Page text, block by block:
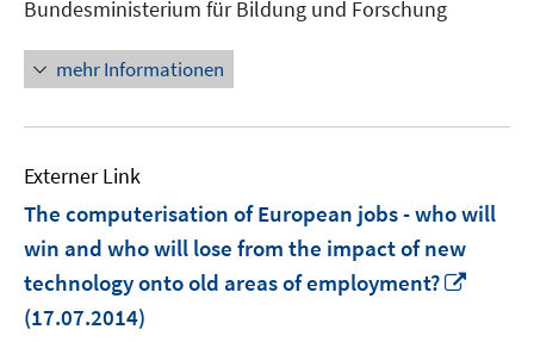
Fenster
Bundesministerium für Bildung und Forschung
mehr Informationen
Externer Link
The computerisation of European jobs - who will
win and who will lose from the impact of new
technology onto old areas of employment?
(17.07.2014)